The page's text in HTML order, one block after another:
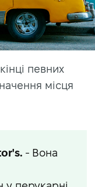
певних
місця
- Вона